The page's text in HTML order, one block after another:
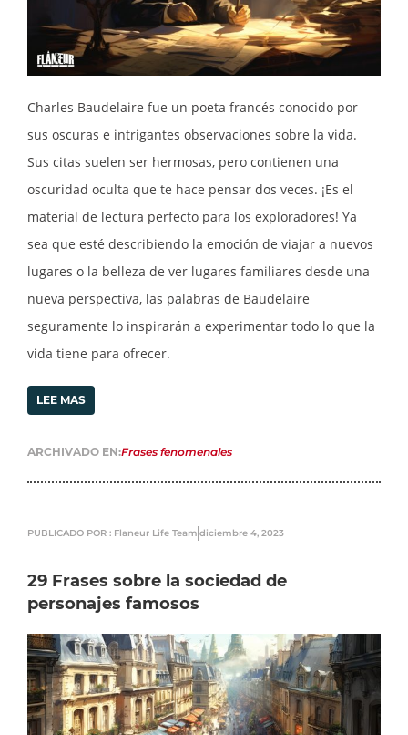
Charles Baudelaire fue un poeta francés conocido por
sus oscuras e intrigantes observaciones sobre la vida.
Sus citas suelen ser hermosas, pero contienen una
oscuridad oculta que te hace pensar dos veces. ¡Es el
material de lectura perfecto para los exploradores! Ya
sea que esté describiendo la emoción de viajar a nuevos
lugares o la belleza de ver lugares familiares desde una
nueva perspectiva, las palabras de Baudelaire
seguramente lo inspirarán a experimentar todo lo que la
vida tiene para ofrecer.
LEE MAS
ARCHIVADO EN:Frases fenomenales
PUBLICADO POR : Flaneur Life Team diciembre 4, 2023
29 Frases sobre la sociedad de
personajes famosos